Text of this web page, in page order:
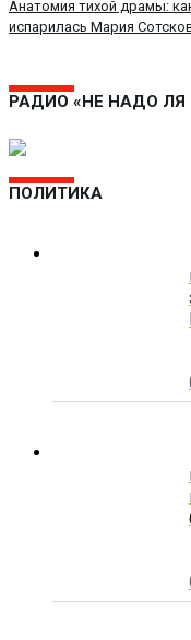
Анатомия тихой драмы:
испарилась Мария
РАДИО «НЕ НАДО ЛЯ
ПОЛИТИКА